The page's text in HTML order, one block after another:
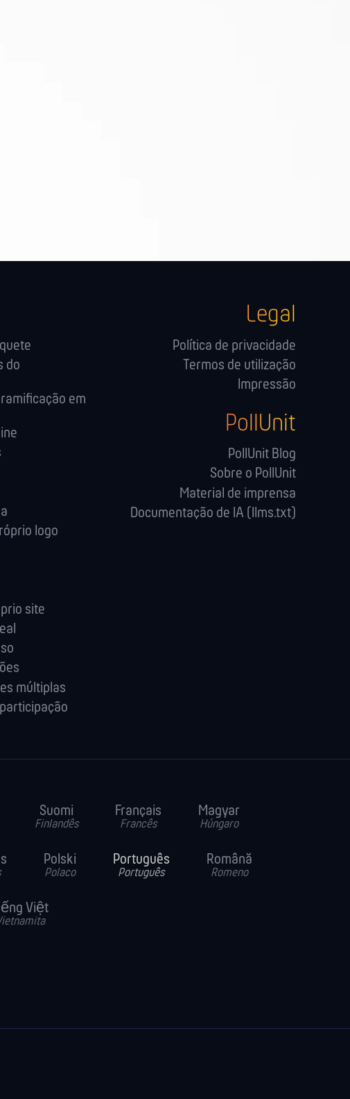
do
em
logo
site
múltiplas
Legal
Política de privacidade
Termos de utilização
Impressão
PollUnit
PollUnit Blog
Sobre o PollUnit
Material de imprensa
Documentação de IA (llms.txt)
Suomi
Finlandês
Français
Francês
Magyar
Húngaro
Polski
Polaco
Português
Português
Română
Romeno
Việt